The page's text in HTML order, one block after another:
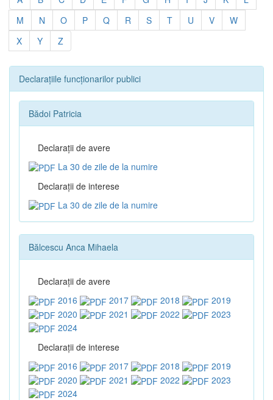
M
N O P Q R S T U V
W
X
Y Z
Declarațiile funcționarilor publici
Bădoi Patricia
Declaraţii de avere
La 30 de zile de la numire
Declaraţii de interese
La 30 de zile de la numire
Bălcescu Anca Mihaela
Declaraţii de avere
2016
2017 2018
2019
2020
2021 2022
2023
2024
Declaraţii de interese
2016
2017 2018
2019
2020
2021 2022
2023
2024